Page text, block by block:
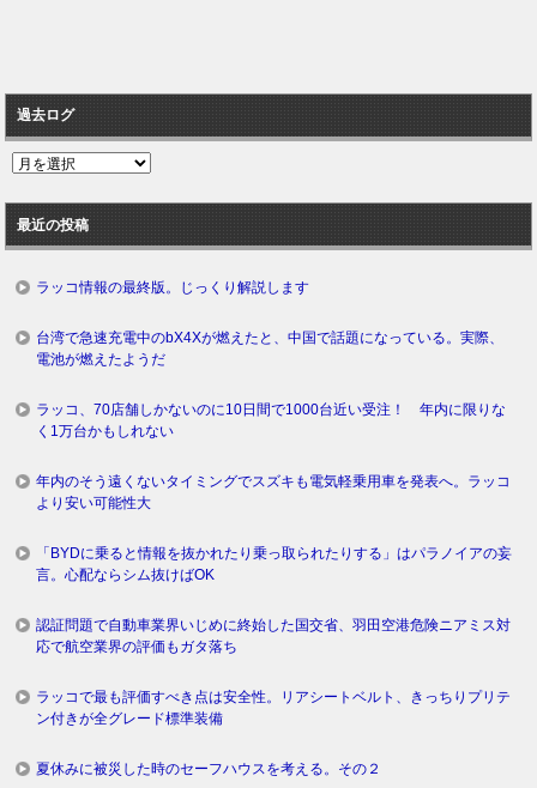
過去ログ
過
ロ
グ
最近の投稿
ラッコ情報の最終版。じっくり解説します
台湾で急速充電中のbX4Xが燃えたと、中国で話題になっている。実際、
電池が燃えたようだ
ラッコ、70店舗しかないのに10日間で1000台近い受注！ 年内に限りな
く1万台かもしれない
年内のそう遠くないタイミングでスズキも電気軽乗用車を発表へ。ラッコ
より安い可能性大
「BYDに乗ると情報を抜かれたり乗っ取られたりする」はパラノイアの妄
言。心配ならシム抜けばOK
認証問題で自動車業界いじめに終始した国交省、羽田空港危険ニアミス対
応で航空業界の評価もガタ落ち
ラッコで最も評価すべき点は安全性。リアシートベルト、きっちりプリテ
ン付きが全グレード標準装備
夏休みに被災した時のセーフハウスを考える。その２